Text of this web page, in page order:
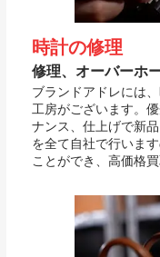
時計の修理
修理、オーバーホ
ブランドアドレには
工房がございます。
ナンス、仕上げで新
を全て自社で行いま
ことができ、高価格